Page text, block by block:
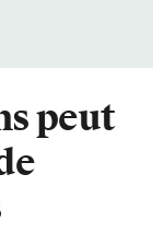
peut